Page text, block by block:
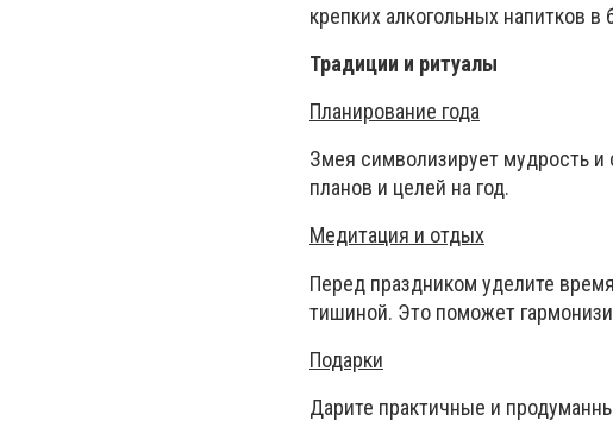
крепких алкогольных напитков в
Традиции и ритуалы
Планирование года
Змея символизирует мудрость и
планов и целей на год.
Медитация и отдых
Перед праздником уделите
тишиной. Это поможет
Подарки
Дарите практичные и